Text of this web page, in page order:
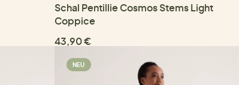
Schal Pentillie Cosmos Stems Light
Coppice
43,90 €
NEU